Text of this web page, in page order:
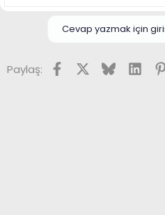
Cevap yazmak için
Paylaş: FacebookX (Twitter)
Bluesky